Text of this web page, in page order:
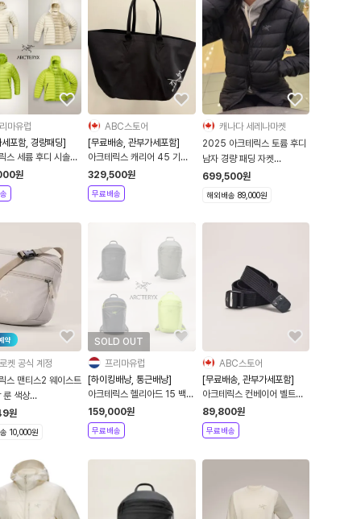
마유럽
포함, 경량패딩]
스 세륨 후디 시솔트
26SS
원
ABC스토어
[무료배송, 관부가세포함]
아크테릭스 캐리어 45 기어
토트백
329,500원
무료배송
캐나다 세레나마켓
2025 아크테릭스 토륨 후디
남자 경량 패딩 자켓
THORIUM HOODY
699,500원
해외배송 89,000원
약
켓 공식 계정
스 맨티스2 웨이스트
룬 색상
원
10,000원
SOLD OUT
프리마유럽
[하이킹배낭, 통근배낭]
아크테릭스 헬리아드 15 백팩
4색상
159,000원
무료배송
ABC스토어
[무료배송, 관부가세포함]
아크테릭스 컨베이어 벨트
38 테크티컬 웹 벨트
89,800원
무료배송